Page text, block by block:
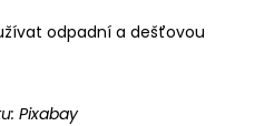
odpadní a dešťovou
Pixabay